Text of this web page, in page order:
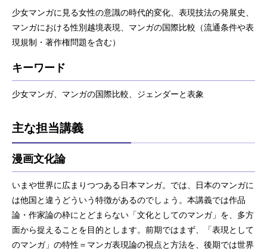
少女マンガに見る女性の意識の時代的変化、表現技法の発展史、
マンガにおける性別越境表現、マンガの国際比較（流通条件や表
現規制・著作権問題を含む）
キーワード
少女マンガ、マンガの国際比較、ジェンダーと表象
主な担当講義
漫画文化論
いまや世界に広まりつつある日本マンガ。では、日本のマンガに
は他国と違うどういう特徴があるのでしょう。本講義では作品
論・作家論の枠にとどまらない「文化としてのマンガ」を、多方
面から捉えることを目的とします。前期ではまず、「表現として
のマンガ」の特性＝マンガ表現論の視点と方法を、後期では世界